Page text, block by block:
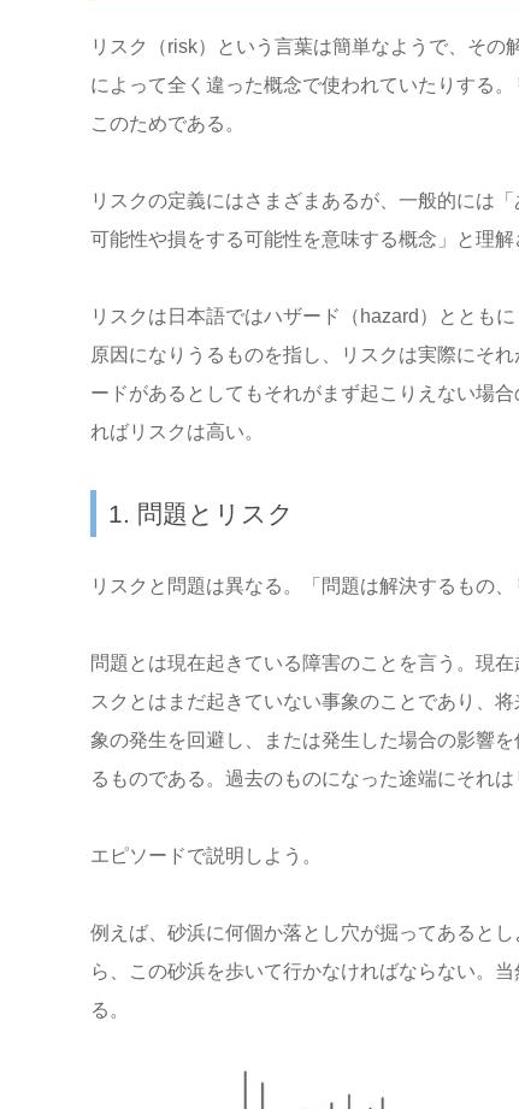
リスク（risk）という言葉は簡単なようで、そ
によって全く違った概念で使われていたりする
このためである。
リスクの定義にはさまざまあるが、一般的には
可能性や損をする可能性を意味する概念」と理解
リスクは日本語ではハザード（hazard）ととも
原因になりうるものを指し、リスクは実際にそ
ードがあるとしてもそれがまず起こりえない場
ればリスクは高い。
1. 問題とリスク
リスクと問題は異なる。「問題は解決するもの
問題とは現在起きている障害のことを言う。現
スクとはまだ起きていない事象のことであり、
象の発生を回避し、または発生した場合の影響
るものである。過去のものになった途端にそれは
エピソードで説明しよう。
例えば、砂浜に何個か落とし穴が掘ってあると
ら、この砂浜を歩いて行かなければならない。
る。